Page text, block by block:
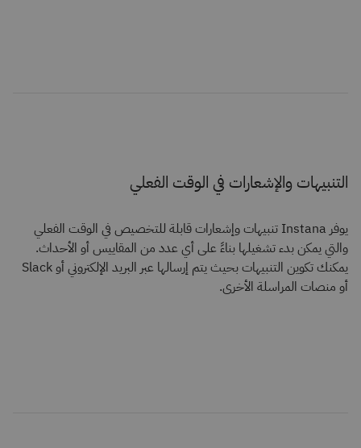
التنبيهات والإشعارات في الوقت الفعلي
يوفر Instana تنبيهات وإشعارات قابلة للتخصيص في الوقت الفعلي
والتي يمكن بدء تشغيلها بناءً على أي عدد من المقاييس أو الأحداث.
يمكنك تكوين التنبيهات بحيث يتم إرسالها عبر البريد الإلكتروني أو Slack
أو منصات المراسلة الأخرى.